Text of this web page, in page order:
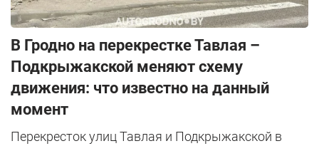
В Гродно на перекрестке Тавлая –
Подкрыжакской меняют схему
движения: что известно на данный
момент
Перекресток улиц Тавлая и Подкрыжакской в